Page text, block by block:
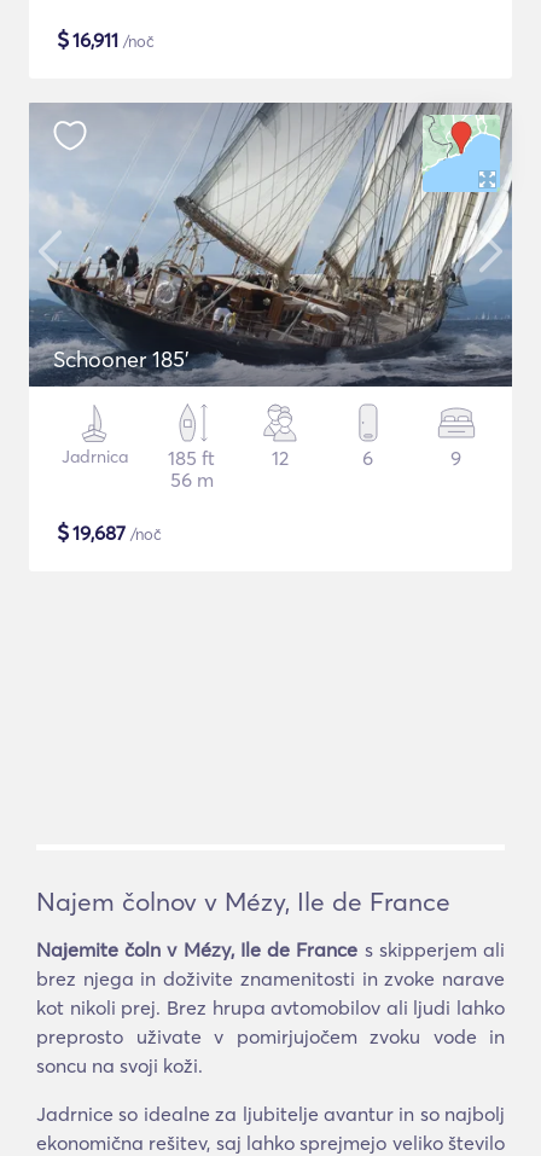
$16,911 /noč
Schooner 185'
Jadrnica
185 ft
56 m
12 6 9
$19,687 /noč
Najem čolnov v Mézy, Ile de France
Najemite čoln v Mézy, Ile de France s skipperjem ali
brez njega in doživite znamenitosti in zvoke narave
kot nikoli prej. Brez hrupa avtomobilov ali ljudi lahko
preprosto uživate v pomirjujočem zvoku vode in
soncu na svoji koži.
Jadrnice so idealne za ljubitelje avantur in so najbolj
ekonomična rešitev, saj lahko sprejmejo veliko število